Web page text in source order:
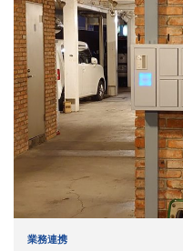
業務連携